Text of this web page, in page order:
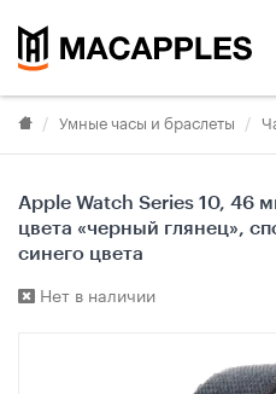
Умные часы и браслеты
Apple Watch Series 10, 46
цвета «черный глянец»,
синего цвета
Нет в наличии